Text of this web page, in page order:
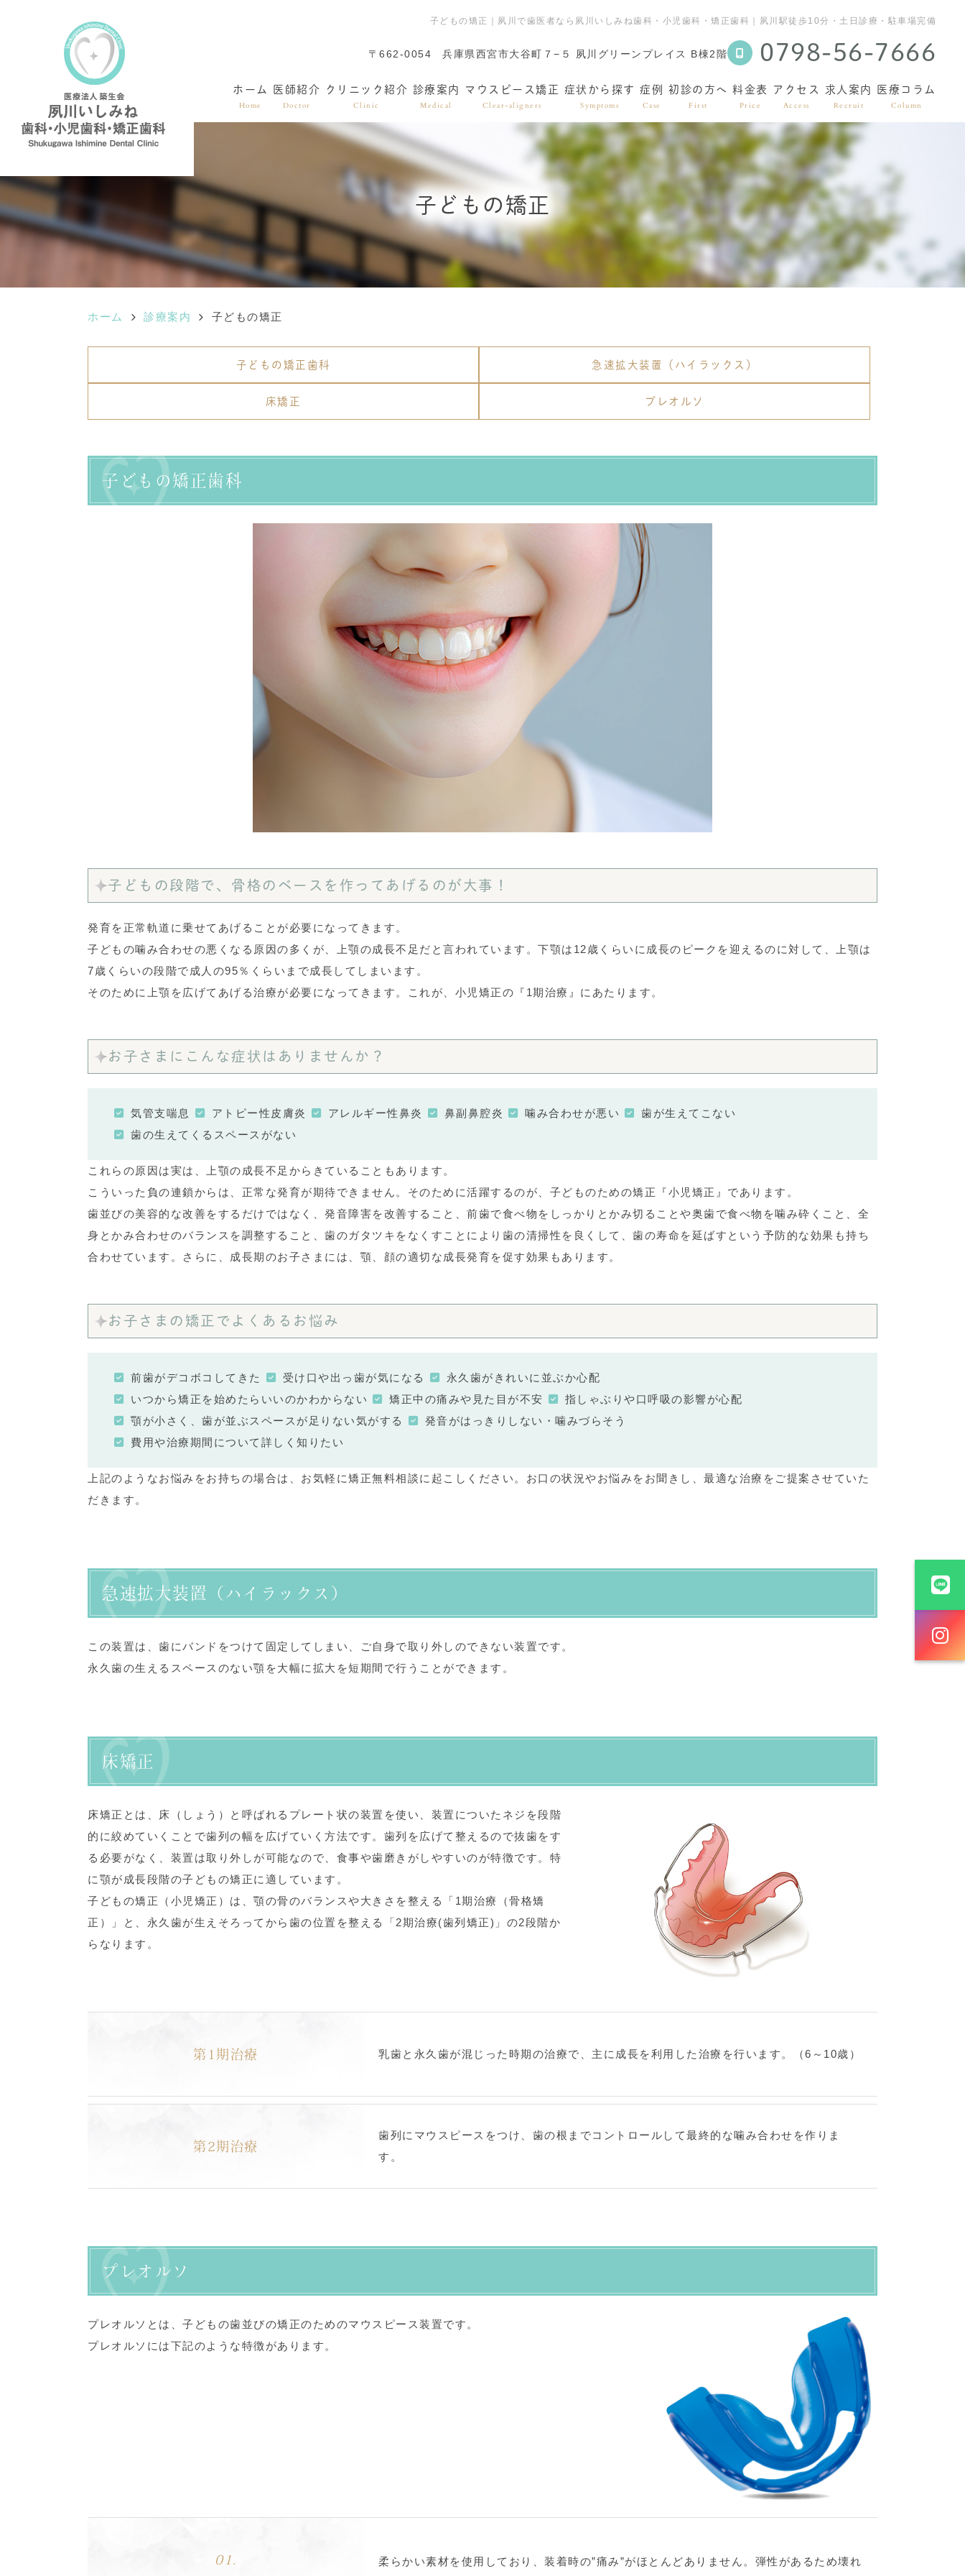
子どもの矯正｜夙川で歯医者なら夙川いしみね歯科・小児歯科・矯正歯科｜夙川駅徒歩10分・土日診療・駐車場完備
〒662-0054 兵庫県西宮市大谷町７−５ 夙川グリーンプレイス B棟2階 0798-56-7666
ホーム
Home
医師紹介
Doctor
クリニック紹介
Clinic
診療案内
Medical
マウスピース矯正
Clear-aligners
症状から探す
Symptoms
症例
Case
初診の方へ
First
料金表
Price
アクセス
Access
求人案内
Recruit
医療コラム
Column
子どもの矯正
ホーム 診療案内 子どもの矯正
子どもの矯正歯科 急速拡大装置（ハイラックス）
床矯正 プレオルソ
子どもの矯正歯科
子どもの段階で、骨格のベースを作ってあげるのが大事！
発育を正常軌道に乗せてあげることが必要になってきます。
子どもの噛み合わせの悪くなる原因の多くが、上顎の成長不足だと言われています。下顎は12歳くらいに成長のピークを迎えるのに対して、上顎は
7歳くらいの段階で成人の95％くらいまで成長してしまいます。
そのために上顎を広げてあげる治療が必要になってきます。これが、小児矯正の『1期治療』にあたります。
お子さまにこんな症状はありませんか？
気管支喘息 アトピー性皮膚炎 アレルギー性鼻炎 鼻副鼻腔炎 噛み合わせが悪い
歯が生えてこない
歯の生えてくるスペースがない
これらの原因は実は、上顎の成長不足からきていることもあります。
こういった負の連鎖からは、正常な発育が期待できません。そのために活躍するのが、子どものための矯正『小児矯正』であります。
歯並びの美容的な改善をするだけではなく、発音障害を改善すること、前歯で食べ物をしっかりとかみ切ることや奥歯で食べ物を噛み砕くこと、全
身とかみ合わせのバランスを調整すること、歯のガタツキをなくすことにより歯の清掃性を良くして、歯の寿命を延ばすという予防的な効果も持ち
合わせています。さらに、成長期のお子さまには、顎、顔の適切な成長発育を促す効果もあります。
お子さまの矯正でよくあるお悩み
前歯がデコボコしてきた 受け口や出っ歯が気になる
永久歯がきれいに並ぶか心配
いつから矯正を始めたらいいのかわからない
矯正中の痛みや見た目が不安
指しゃぶりや口呼吸の影響が心配
顎が小さく、歯が並ぶスペースが足りない気がする
発音がはっきりしない・噛みづらそう
費用や治療期間について詳しく知りたい
上記のようなお悩みをお持ちの場合は、お気軽に矯正無料相談に起こしください。お口の状況やお悩みをお聞きし、最適な治療をご提案させていた
だきます。
急速拡大装置（ハイラックス）
この装置は、歯にバンドをつけて固定してしまい、ご自身で取り外しのできない装置です。
永久歯の生えるスペースのない顎を大幅に拡大を短期間で行うことができます。
床矯正
床矯正とは、床（しょう）と呼ばれるプレート状の装置を使い、装置についたネジを段階
的に絞めていくことで歯列の幅を広げていく方法です。歯列を広げて整えるので抜歯をす
る必要がなく、装置は取り外しが可能なので、食事や歯磨きがしやすいのが特徴です。特
に顎が成長段階の子どもの矯正に適しています。
子どもの矯正（小児矯正）は、顎の骨のバランスや大きさを整える「1期治療（骨格矯
正）」と、永久歯が生えそろってから歯の位置を整える「2期治療(歯列矯正)」の2段階か
らなります。
第1期治療 乳歯と永久歯が混じった時期の治療で、主に成長を利用した治療を行います。（6～10歳）
第2期治療
歯列にマウスピースをつけ、歯の根までコントロールして最終的な噛み合わせを作りま
す。
プレオルソ
プレオルソとは、子どもの歯並びの矯正のためのマウスピース装置です。
プレオルソには下記のような特徴があります。
01. 柔らかい素材を使用しており、装着時の”痛み”がほとんどありません。弾性があるため壊れ